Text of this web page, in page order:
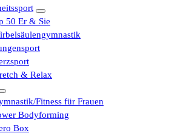
50 Er & Sie
& Relax
Fitness für Frauen
Bodyforming
Box